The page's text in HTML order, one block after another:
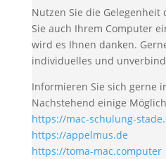
Nutzen Sie die
Sie auch Ihrem Computer
wird es Ihnen danken.
individuelles und
Informieren Sie sich gerne
Nachstehend einige
https://mac-schulung-
https://appelmus.de
https://toma-mac.computer